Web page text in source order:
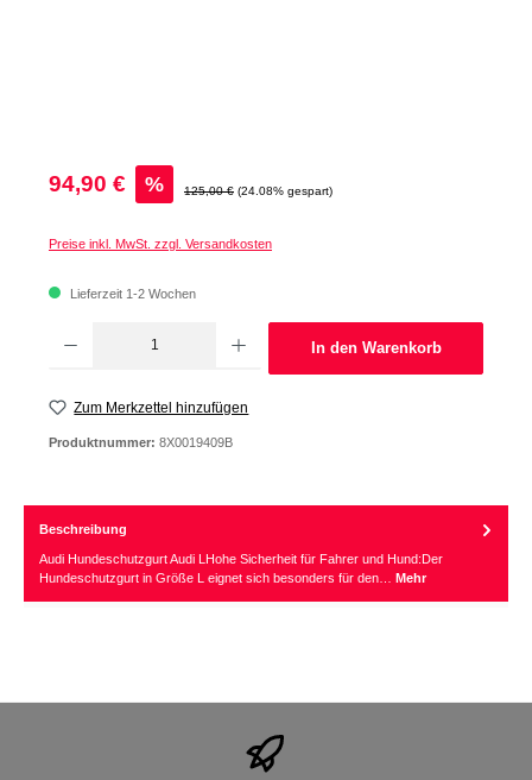
Verkaufspreis:
94,90 € % Regulärer Preis:
125,00 € (24.08% gespart)
Preise inkl. MwSt. zzgl. Versandkosten
Lieferzeit 1-2 Wochen
In den Warenkorb
Zum Merkzettel hinzufügen
Produktnummer: 8X0019409B
Beschreibung
Audi Hundeschutzgurt Audi LHohe Sicherheit für Fahrer und Hund:Der
Hundeschutzgurt in Größe L eignet sich besonders für den… Mehr